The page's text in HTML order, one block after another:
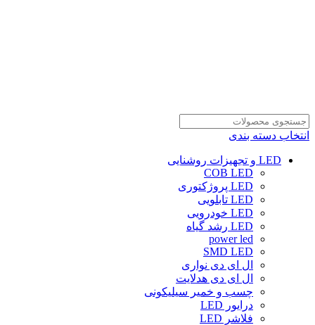
انتخاب دسته بندی
LED و تجهیزات روشنایی
COB LED
LED پروژکتوری
LED تابلویی
LED خودرویی
LED رشد گیاه
power led
SMD LED
ال ای دی نواری
ال ای دی هدلایت
چسب و خمیر سیلیکونی
درایور LED
فلاشر LED